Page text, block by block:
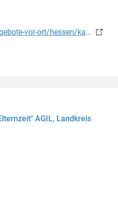
www.profamilia.de//angebote-vor-ort/hessen/kassel
AGIL, Landkreis